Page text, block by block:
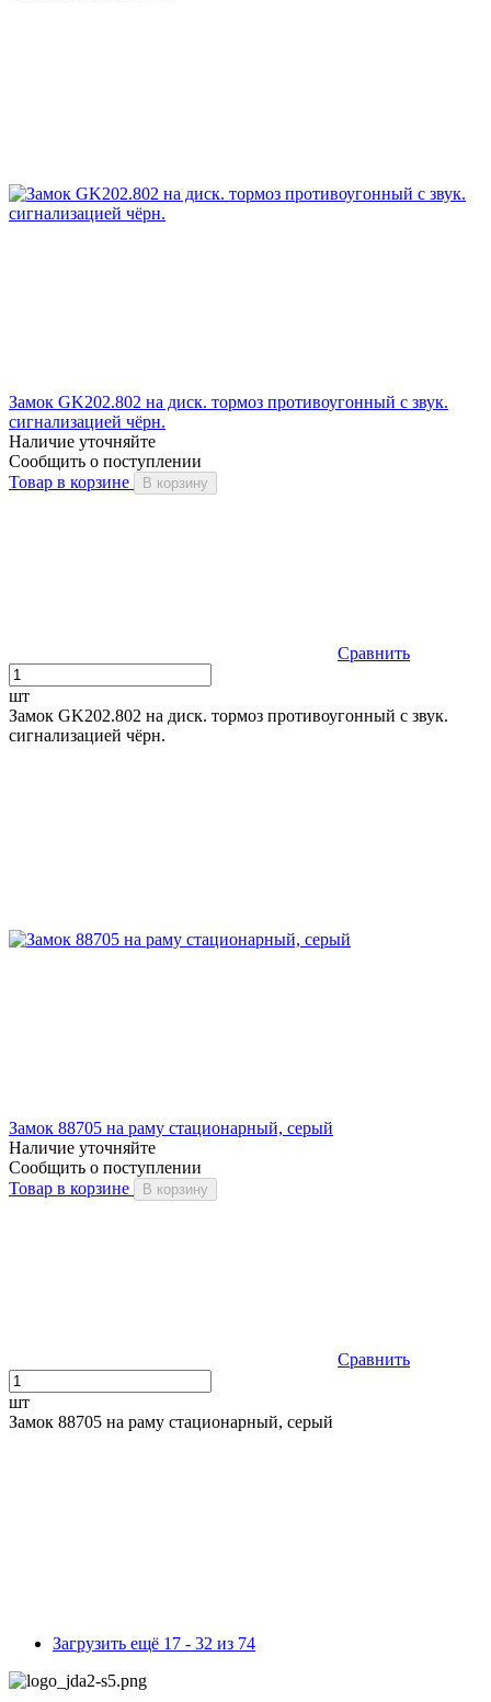
Замок GK202.802 на диск. тормоз противоугонный c звук.
сигнализацией чёрн.
Наличие уточняйте
Сообщить о поступлении
Товар в корзине
В корзину
Сравнить
шт
Замок GK202.802 на диск. тормоз противоугонный c звук.
сигнализацией чёрн.
Замок 88705 на раму стационарный, серый
Наличие уточняйте
Сообщить о поступлении
Товар в корзине
В корзину
Сравнить
шт
Замок 88705 на раму стационарный, серый
Загрузить ещё 17 - 32 из 74